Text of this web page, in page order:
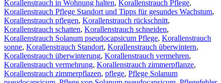
Korallenstrauch in Wohnung halten, Korallenstrauch Pflege,
Korallenstrauch Pflege Standort und Tipps für gesundes Wachstum,
Korallenstrauch pflegen, Korallenstrauch rückschnitt,
Korallenstrauch schatten, Korallenstrauch schneiden,
Korallenstrauch Solanum pseudocapsicum Pflege, Korallenstrauch
sonne, Korallenstrauch Standort, Korallenstrauch überwintern,
Korallenstrauch überwinterung, Korallenstrauch vermehren,
Korallenstrauch vermehrung, Korallenstrauch zimmerpflanze,
Korallenstrauch zimmerpflazen, pflege, Pflege Solanum